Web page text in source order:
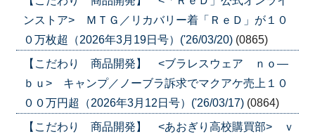
ンストア> ＭＴＧ／リカバリー着「ＲｅＤ」が１０
０万枚超（2026年3月19日号）('26/03/20) (0865)
【こだわり 商品開発】 <ブラレスウェア ｎｏ―
ｂｕ> キャンプ／ノーブラ訴求でマクアケ売上１０
００万円超（2026年3月12日号）('26/03/17) (0864)
【こだわり 商品開発】 <あおぎり高校購買部> ｖ